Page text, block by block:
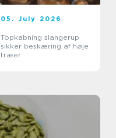
05. July 2026
Topkabning slangerup
sikker beskæring af høje
træer